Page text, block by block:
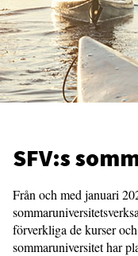
SFV:s
Från och med januari
förverkliga de kurser
sommaruniversitet har